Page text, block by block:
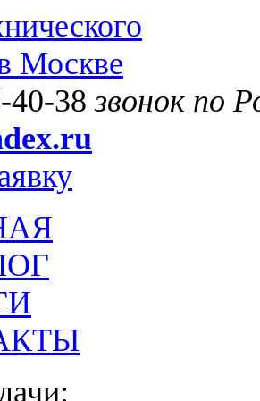
Москве
40-38звонок по